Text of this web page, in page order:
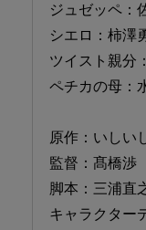
ジュゼッペ：
シエロ：柿澤
ツイスト親分
ペチカの母：
原作：いしい
監督：髙橋渉
脚本：三浦直
キャラクター